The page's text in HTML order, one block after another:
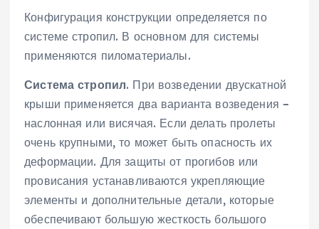
Конфигурация конструкции определяется по
системе стропил. В основном для системы
применяются пиломатериалы.
Система стропил. При возведении двускатной
крыши применяется два варианта возведения –
наслонная или висячая. Если делать пролеты
очень крупными, то может быть опасность их
деформации. Для защиты от прогибов или
провисания устанавливаются укрепляющие
элементы и дополнительные детали, которые
обеспечивают большую жесткость большого